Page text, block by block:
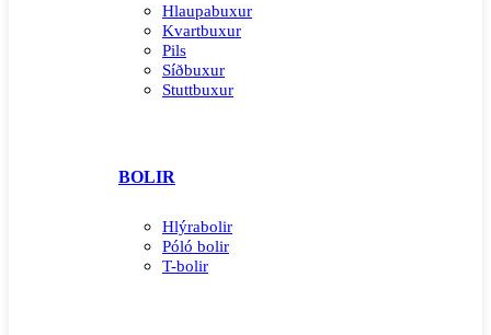
Hlaupabuxur
Kvartbuxur
Pils
Síðbuxur
Stuttbuxur
BOLIR
Hlýrabolir
Póló bolir
T-bolir